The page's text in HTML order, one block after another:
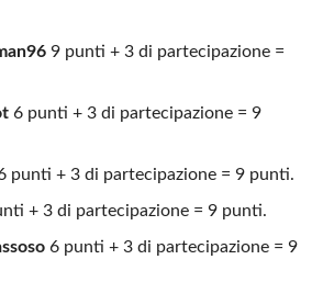
9 punti + 3 di partecipazione =
6 punti + 3 di partecipazione = 9
punti + 3 di partecipazione = 9 punti.
+ 3 di partecipazione = 9 punti.
6 punti + 3 di partecipazione = 9